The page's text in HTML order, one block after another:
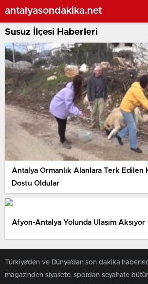
antalyasondakika.net
Susuz İlçesi Haberleri
Antalya Ormanlık Alanlara Terk Edilen
Dostu Oldular
Afyon-Antalya Yolunda Ulaşım Aksıyor
Türkiye'den ve Dünya’dan son dakika haberler,
magazinden siyasete, spordan seyahate